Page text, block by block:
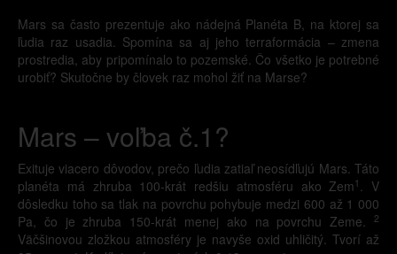
Mars sa často prezentuje ako nádejná Planéta B, na ktorej sa
ľudia raz usadia. Spomína sa aj jeho terraformácia – zmena
prostredia, aby pripomínalo to pozemské. Čo všetko je potrebné
urobiť? Skutočne by človek raz mohol žiť na Marse?
Mars – voľba č.1?
Exituje viacero dôvodov, prečo ľudia zatiaľ neosídľujú Mars. Táto
planéta má zhruba 100-krát redšiu atmosféru ako Zem 1 . V
dôsledku toho sa tlak na povrchu pohybuje medzi 600 až 1 000
Pa, čo je zhruba 150-krát menej ako na povrchu Zeme.
2
Väčšinovou zložkou atmosféry je navyše oxid uhličitý. Tvorí až